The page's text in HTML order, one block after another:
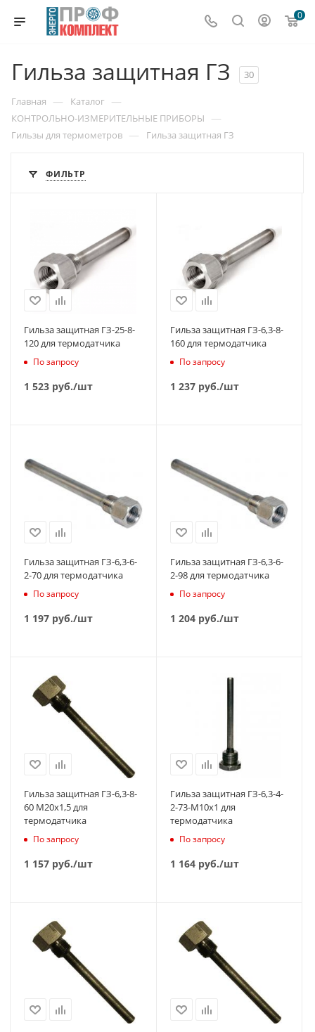
0
Гильза защитная ГЗ 30
Главная — Каталог —
КОНТРОЛЬНО-ИЗМЕРИТЕЛЬНЫЕ ПРИБОРЫ —
Гильзы для термометров — Гильза защитная ГЗ
ФИЛЬТР
Гильза защитная ГЗ-25-8-
120 для термодатчика
По запросу
1 523 руб./шт
Гильза защитная ГЗ-6,3-8-
160 для термодатчика
По запросу
1 237руб./шт
Гильза защитная ГЗ-6,3-6-
2-70 для термодатчика
По запросу
1 197 руб./шт
Гильза защитная ГЗ-6,3-6-
2-98 для термодатчика
По запросу
1 204руб./шт
Гильза защитная ГЗ-6,3-8-
60 М20х1,5 для
термодатчика
По запросу
1 157 руб./шт
Гильза защитная ГЗ-6,3-4-
2-73-М10х1 для
термодатчика
По запросу
1 164руб./шт